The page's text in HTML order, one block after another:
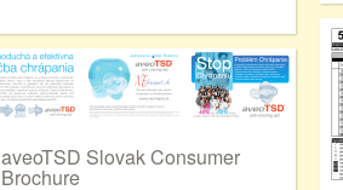
aveoTSD Slovak Consumer
Brochure